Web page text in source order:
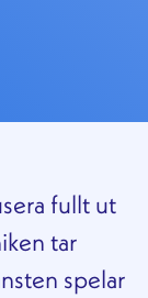
fullt ut
tar
spelar